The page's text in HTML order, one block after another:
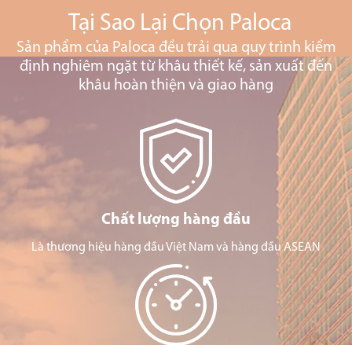
Tại Sao Lại Chọn Paloca
Sản phẩm của Paloca đều trải qua quy trình kiểm
định nghiêm ngặt từ khâu thiết kế, sản xuất đến
khâu hoàn thiện và giao hàng
Chất lượng hàng đầu
Là thương hiệu hàng đầu Việt Nam và hàng đầu ASEAN